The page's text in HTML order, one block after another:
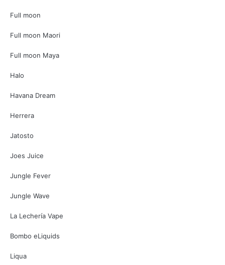
Full moon
Full moon Maori
Full moon Maya
Halo
Havana Dream
Herrera
Jatosto
Joes Juice
Jungle Fever
Jungle Wave
La Lechería Vape
Bombo eLiquids
Liqua